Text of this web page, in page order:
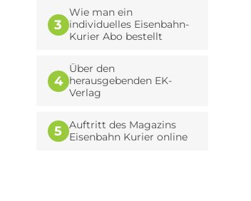
3
Wie man ein
individuelles Eisenbahn-
Kurier Abo bestellt
4
Über den
herausgebenden EK-
Verlag
5 Auftritt des Magazins
Eisenbahn Kurier online